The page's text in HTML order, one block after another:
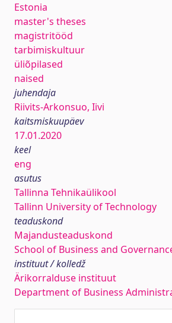
Estonia
master's theses
magistritööd
tarbimiskultuur
üliõpilased
naised
juhendaja
Riivits-Arkonsuo, Iivi
kaitsmiskuupäev
17.01.2020
keel
eng
asutus
Tallinna Tehnikaülikool
Tallinn University of Technology
teaduskond
Majandusteaduskond
School of Business and
instituut / kolledž
Ärikorralduse instituut
Department of Business